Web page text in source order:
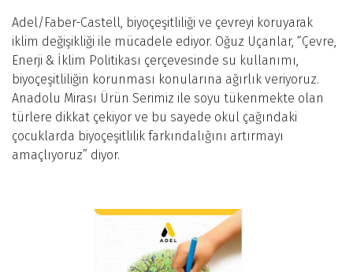
Adel/Faber-Castell, biyoçeşitliliği ve çevreyi koruyarak
iklim değişikliği ile mücadele ediyor. Oğuz Uçanlar, “Çevre,
Enerji & İklim Politikası çerçevesinde su kullanımı,
biyoçeşitliliğin korunması konularına ağırlık veriyoruz.
Anadolu Mirası Ürün Serimiz ile soyu tükenmekte olan
türlere dikkat çekiyor ve bu sayede okul çağındaki
çocuklarda biyoçeşitlilik farkındalığını artırmayı
amaçlıyoruz” diyor.